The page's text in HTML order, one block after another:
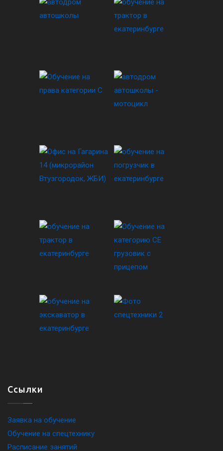
Ссылки
Заявка на обучение
Обучение на спецтехнику
Расписание занятий